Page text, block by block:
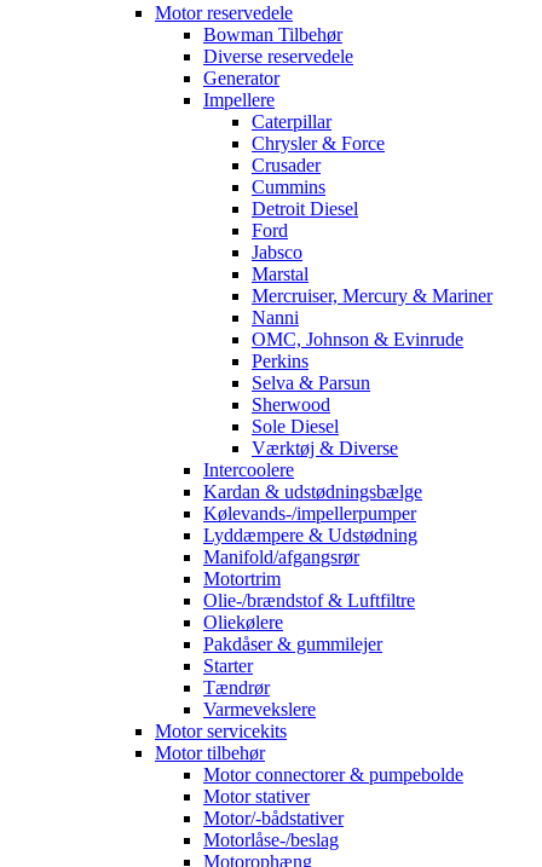
Motor reservedele
Bowman Tilbehør
Diverse reservedele
Generator
Impellere
Caterpillar
Chrysler & Force
Crusader
Cummins
Detroit Diesel
Ford
Jabsco
Marstal
Mercruiser, Mercury & Mariner
Nanni
OMC, Johnson & Evinrude
Perkins
Selva & Parsun
Sherwood
Sole Diesel
Værktøj & Diverse
Intercoolere
Kardan & udstødningsbælge
Kølevands-/impellerpumper
Lyddæmpere & Udstødning
Manifold/afgangsrør
Motortrim
Olie-/brændstof & Luftfiltre
Oliekølere
Pakdåser & gummilejer
Starter
Tændrør
Varmevekslere
Motor servicekits
Motor tilbehør
Motor connectorer & pumpebolde
Motor stativer
Motor/-bådstativer
Motorlåse-/beslag
Motorophæng